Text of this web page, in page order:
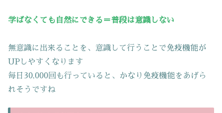
学ばなくても自然にできる＝普段は意識しない
無意識に出来ることを、意識して行うことで免疫機能が
UPしやすくなります
毎日30,000回も行っていると、かなり免疫機能をあげら
れそうですね